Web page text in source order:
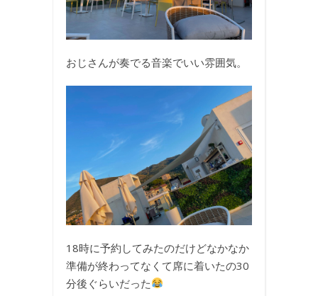
おじさんが奏でる音楽でいい雰囲気。
18時に予約してみたのだけどなかなか
準備が終わってなくて席に着いたの30
分後ぐらいだった